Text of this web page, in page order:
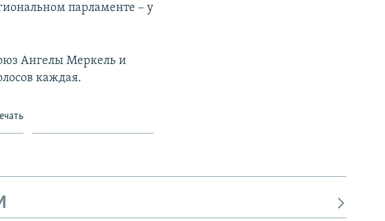
парламенте – у
Ангелы Меркель и
каждая.